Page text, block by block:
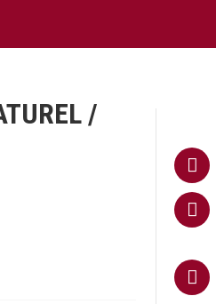
/